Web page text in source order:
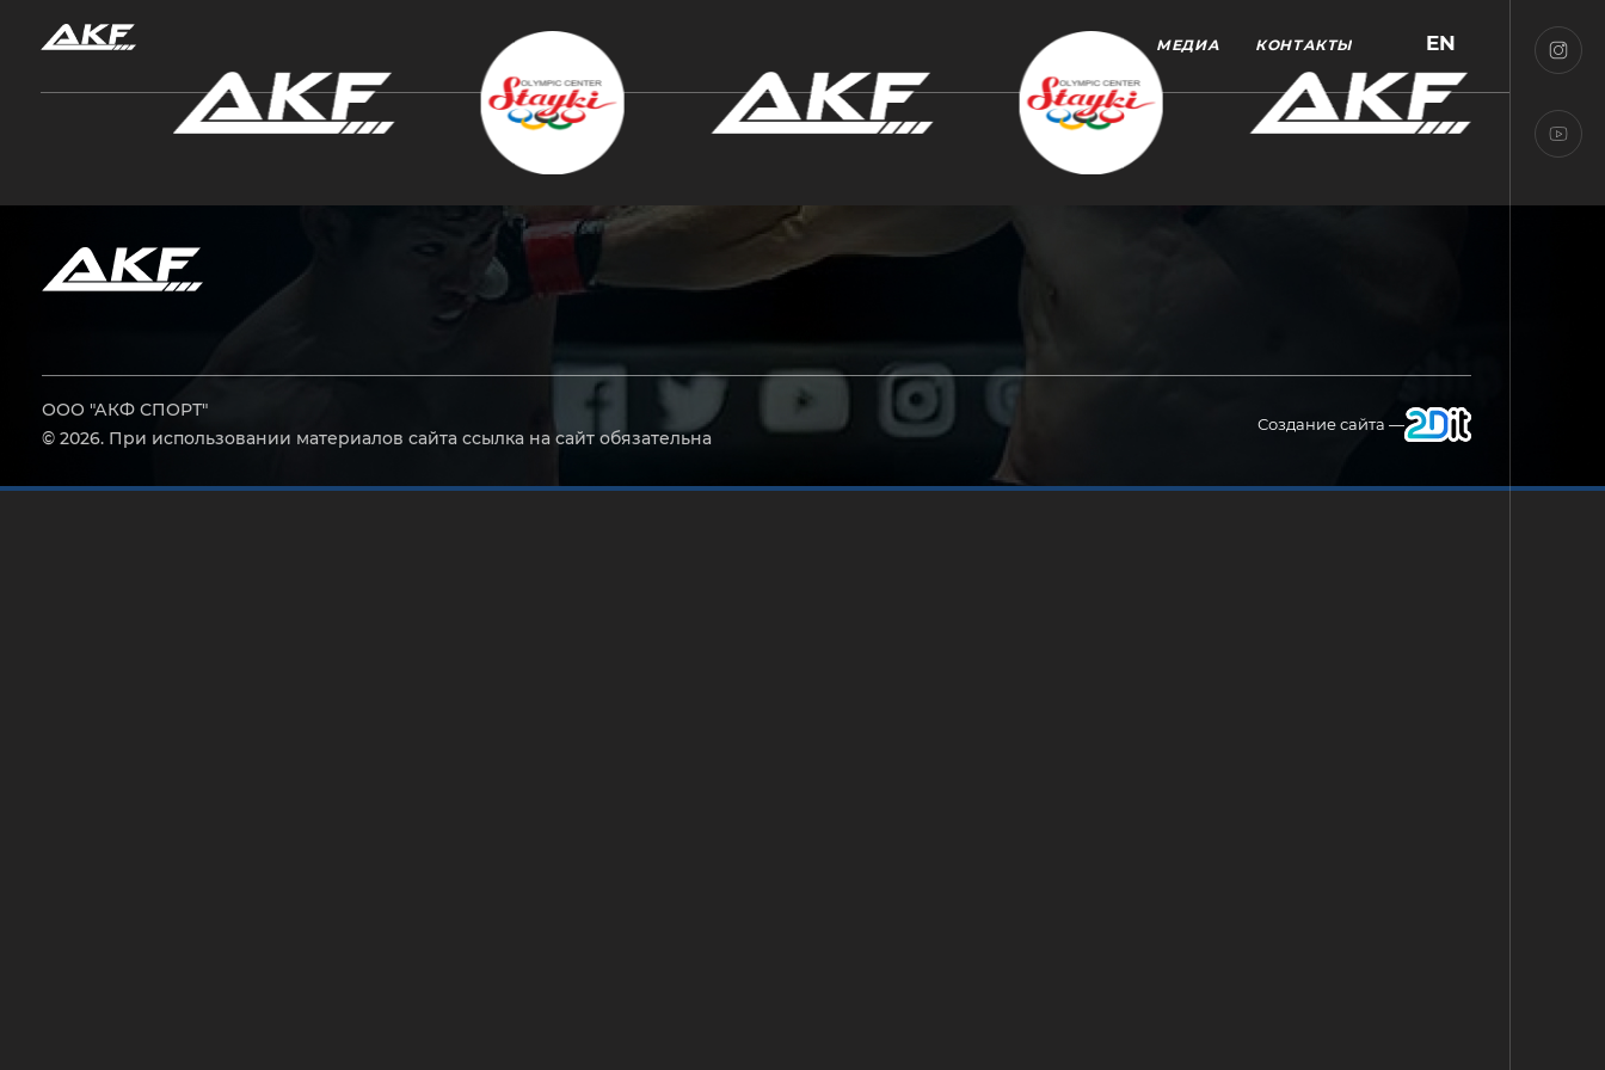
МЕДИА КОНТАКТЫ EN
ООО "АКФ СПОРТ"
© 2026. При использовании материалов сайта ссылка на сайт обязательна
Создание сайта —
Нажмите Enter для поиска или Esc, чтобы закрыть